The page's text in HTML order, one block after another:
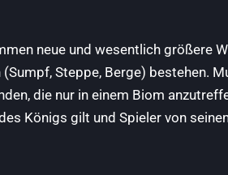
neue und wesentlich größere
Steppe, Berge) bestehen.
die nur in einem Biom
Königs gilt und Spieler von